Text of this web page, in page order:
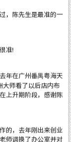
!
在广州番禺粤海天
师看了以后店内布
升期阶段，感谢陈
，去年刚出来创业
调换了办公室并对
现在业务一个接一